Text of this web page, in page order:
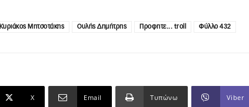
Κυριάκος Μητσοτάκης Ουλής Δημήτρης Προφητε... troll Φύλλο 432
X Email Τυπώνω Viber